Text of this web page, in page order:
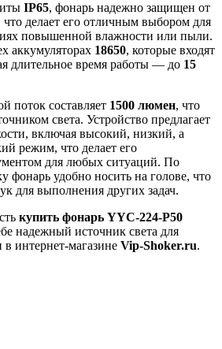
IP65, фонарь надежно защищен от
делает его отличным выбором для
повышенной влажности или пыли.
аккумуляторах 18650, которые входят
длительное время работы — до 15
поток составляет 1500 люмен, что
света. Устройство предлагает
включая высокий, низкий, а
режим, что делает его
для любых ситуаций. По
фонарь удобно носить на голове, что
для выполнения других задач.
купить фонарь YYC-224-P50
надежный источник света для
интернет-магазине Vip-Shoker.ru.